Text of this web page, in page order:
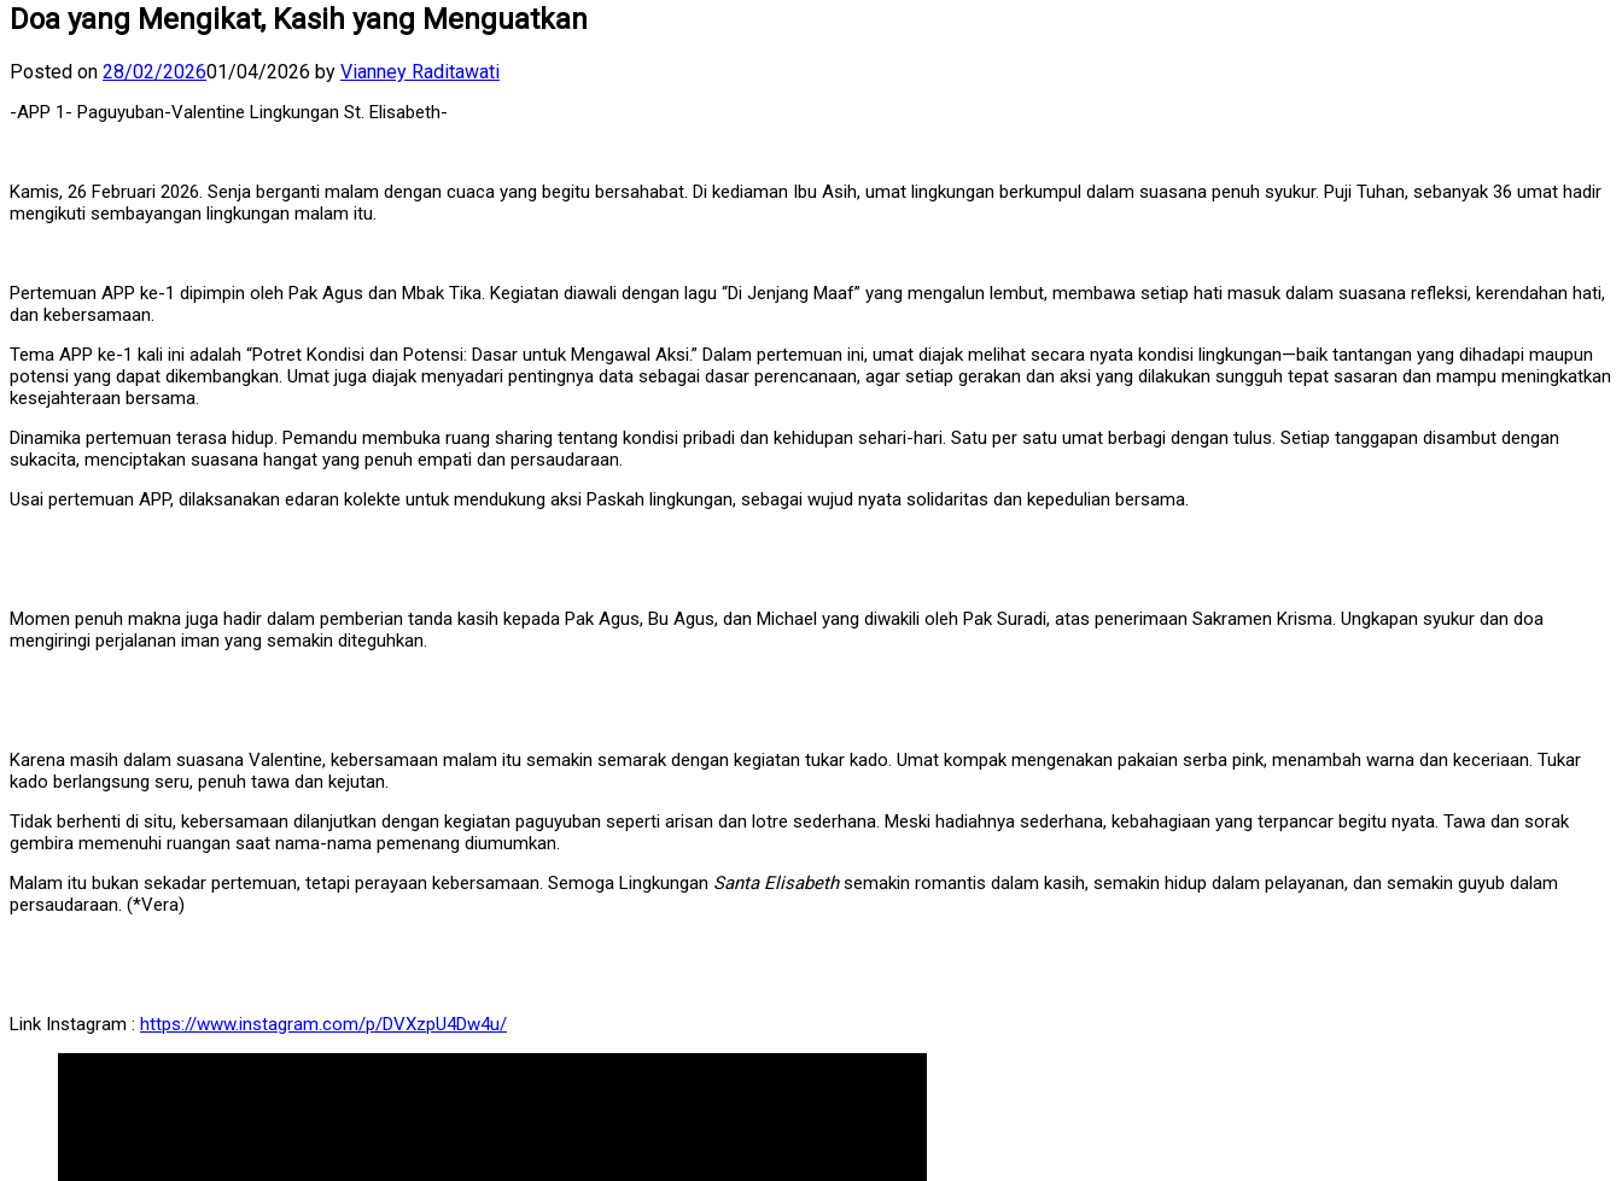
Doa yang Mengikat, Kasih yang Menguatkan
Posted on 28/02/202601/04/2026 by Vianney Raditawati
-APP 1- Paguyuban-Valentine Lingkungan St. Elisabeth-
Kamis, 26 Februari 2026. Senja berganti malam dengan cuaca yang begitu bersahabat. Di kediaman Ibu Asih, umat lingkungan berkumpul dalam suasana penuh syukur. Puji Tuhan, sebanyak 36 umat hadir
mengikuti sembayangan lingkungan malam itu.
Pertemuan APP ke-1 dipimpin oleh Pak Agus dan Mbak Tika. Kegiatan diawali dengan lagu “Di Jenjang Maaf” yang mengalun lembut, membawa setiap hati masuk dalam suasana refleksi, kerendahan hati,
dan kebersamaan.
Tema APP ke-1 kali ini adalah “Potret Kondisi dan Potensi: Dasar untuk Mengawal Aksi.” Dalam pertemuan ini, umat diajak melihat secara nyata kondisi lingkungan—baik tantangan yang dihadapi maupun
potensi yang dapat dikembangkan. Umat juga diajak menyadari pentingnya data sebagai dasar perencanaan, agar setiap gerakan dan aksi yang dilakukan sungguh tepat sasaran dan mampu meningkatkan
kesejahteraan bersama.
Dinamika pertemuan terasa hidup. Pemandu membuka ruang sharing tentang kondisi pribadi dan kehidupan sehari-hari. Satu per satu umat berbagi dengan tulus. Setiap tanggapan disambut dengan
sukacita, menciptakan suasana hangat yang penuh empati dan persaudaraan.
Usai pertemuan APP, dilaksanakan edaran kolekte untuk mendukung aksi Paskah lingkungan, sebagai wujud nyata solidaritas dan kepedulian bersama.
Momen penuh makna juga hadir dalam pemberian tanda kasih kepada Pak Agus, Bu Agus, dan Michael yang diwakili oleh Pak Suradi, atas penerimaan Sakramen Krisma. Ungkapan syukur dan doa
mengiringi perjalanan iman yang semakin diteguhkan.
Karena masih dalam suasana Valentine, kebersamaan malam itu semakin semarak dengan kegiatan tukar kado. Umat kompak mengenakan pakaian serba pink, menambah warna dan keceriaan. Tukar
kado berlangsung seru, penuh tawa dan kejutan.
Tidak berhenti di situ, kebersamaan dilanjutkan dengan kegiatan paguyuban seperti arisan dan lotre sederhana. Meski hadiahnya sederhana, kebahagiaan yang terpancar begitu nyata. Tawa dan sorak
gembira memenuhi ruangan saat nama-nama pemenang diumumkan.
Malam itu bukan sekadar pertemuan, tetapi perayaan kebersamaan. Semoga Lingkungan Santa Elisabethsemakin romantis dalam kasih, semakin hidup dalam pelayanan, dan semakin guyub dalam
persaudaraan. (*Vera)
Link Instagram : https://www.instagram.com/p/DVXzpU4Dw4u/